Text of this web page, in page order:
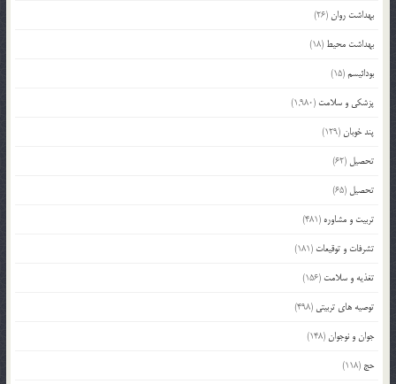
بهداشت روان(26)
بهداشت محیط (18)
بودائیسم(15)
پزشکی و سلامت (1,980)
پند خوبان(129)
تحصیل (62)
تحصیل (65)
تربیت و مشاوره (481)
تشرفات و توقیعات (181)
تغذیه و سلامت (156)
توصیه های تربیتی (498)
جوان و نوجوان(148)
حج (118)